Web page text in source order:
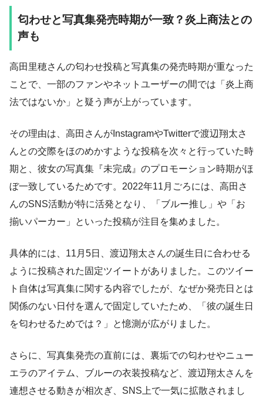
匂わせと写真集発売時期が一致？炎上商法との
声も
高田里穂さんの匂わせ投稿と写真集の発売時期が重なった
ことで、一部のファンやネットユーザーの間では「炎上商
法ではないか」と疑う声が上がっています。
その理由は、高田さんがInstagramやTwitterで渡辺翔太さ
んとの交際をほのめかすような投稿を次々と行っていた時
期と、彼女の写真集『未完成』のプロモーション時期がほ
ぼ一致しているためです。2022年11月ごろには、高田さ
んのSNS活動が特に活発となり、「ブルー推し」や「お
揃いパーカー」といった投稿が注目を集めました。
具体的には、11月5日、渡辺翔太さんの誕生日に合わせる
ように投稿された固定ツイートがありました。このツイー
ト自体は写真集に関する内容でしたが、なぜか発売日とは
関係のない日付を選んで固定していたため、「彼の誕生日
を匂わせるためでは？」と憶測が広がりました。
さらに、写真集発売の直前には、裏垢での匂わせやニュー
エラのアイテム、ブルーの衣装投稿など、渡辺翔太さんを
連想させる動きが相次ぎ、SNS上で一気に拡散されまし